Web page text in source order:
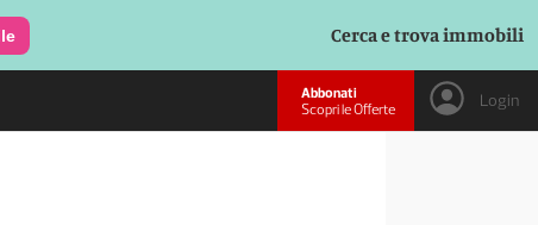
Cerca e trova immobili
Abbonati
Scopri le Offerte
Login